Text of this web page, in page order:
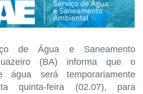
de Água e Saneamento
(BA) informa que o
água será temporariamente
quinta-feira (02.07), para